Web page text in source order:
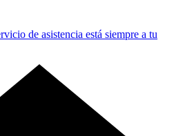
de asistencia está siempre a tu